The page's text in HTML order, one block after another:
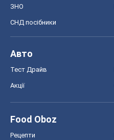
ЗНО
СНД посібники
Авто
Тест Драйв
Акції
Food Oboz
Рецепти